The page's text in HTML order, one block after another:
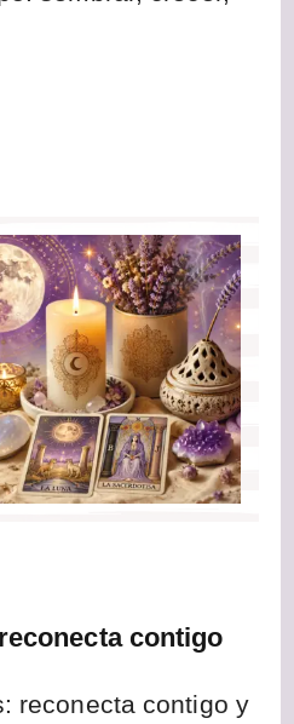
contigo
reconecta contigo y